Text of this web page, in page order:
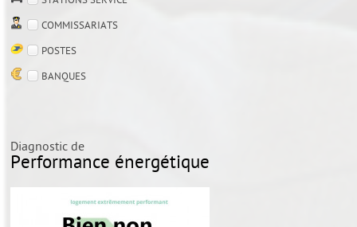
COMMISSARIATS
POSTES
BANQUES
Diagnostic de
Performance énergétique